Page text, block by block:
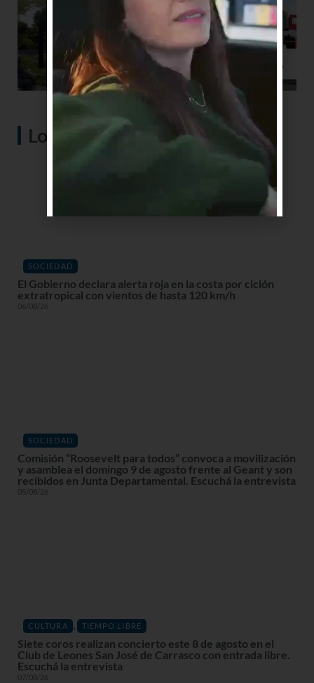
Lo más visto
SOCIEDAD
El Gobierno declara alerta roja en la costa por ciclón
extratropical con vientos de hasta 120 km/h
06/08/26
SOCIEDAD
Comisión “Roosevelt para todos” convoca a movilización
y asamblea el domingo 9 de agosto frente al Geant y son
recibidos en Junta Departamental. Escuchá la entrevista
05/08/26
CULTURA , TIEMPO LIBRE
Siete coros realizan concierto este 8 de agosto en el
Club de Leones San José de Carrasco con entrada libre.
Escuchá la entrevista
07/08/26